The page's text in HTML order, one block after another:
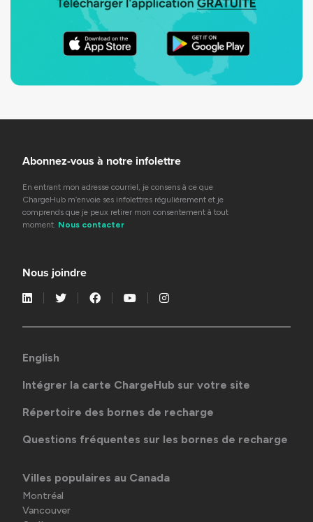
Abonnez-vous à notre infolettre
En entrant mon adresse courriel, je consens à ce que
ChargeHub m’envoie ses infolettres régulièrement et je
comprends que je peux retirer mon consentement à tout
moment. Nous contacter
Nous joindre
English
Intégrer la carte ChargeHub sur votre site
Répertoire des bornes de recharge
Questions fréquentes sur les bornes de recharge
Villes populaires au Canada
Montréal
Vancouver